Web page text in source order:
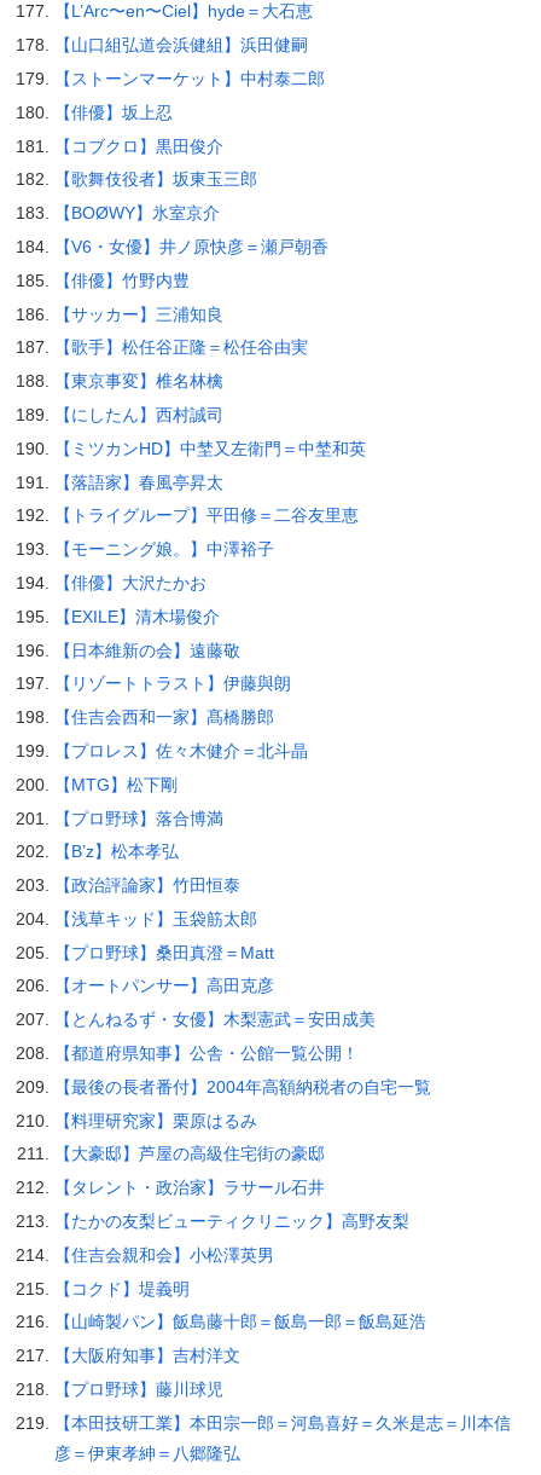
【L’Arc〜en〜Ciel】hyde＝大石恵
【山口組弘道会浜健組】浜田健嗣
【ストーンマーケット】中村泰二郎
【俳優】坂上忍
【コブクロ】黒田俊介
【歌舞伎役者】坂東玉三郎
【BOØWY】氷室京介
【V6・女優】井ノ原快彦＝瀬戸朝香
【俳優】竹野内豊
【サッカー】三浦知良
【歌手】松任谷正隆＝松任谷由実
【東京事変】椎名林檎
【にしたん】西村誠司
【ミツカンHD】中埜又左衛門＝中埜和英
【落語家】春風亭昇太
【トライグループ】平田修＝二谷友里恵
【モーニング娘。】中澤裕子
【俳優】大沢たかお
【EXILE】清木場俊介
【日本維新の会】遠藤敬
【リゾートトラスト】伊藤與朗
【住吉会西和一家】髙橋勝郎
【プロレス】佐々木健介＝北斗晶
【MTG】松下剛
【プロ野球】落合博満
【B’z】松本孝弘
【政治評論家】竹田恒泰
【浅草キッド】玉袋筋太郎
【プロ野球】桑田真澄＝Matt
【オートパンサー】高田克彦
【とんねるず・女優】木梨憲武＝安田成美
【都道府県知事】公舎・公館一覧公開！
【最後の長者番付】2004年高額納税者の自宅一覧
【料理研究家】栗原はるみ
【大豪邸】芦屋の高級住宅街の豪邸
【タレント・政治家】ラサール石井
【たかの友梨ビューティクリニック】高野友梨
【住吉会親和会】小松澤英男
【コクド】堤義明
【山崎製パン】飯島藤十郎＝飯島一郎＝飯島延浩
【大阪府知事】吉村洋文
【プロ野球】藤川球児
【本田技研工業】本田宗一郎＝河島喜好＝久米是志＝川本信
彦＝伊東孝紳＝八郷隆弘